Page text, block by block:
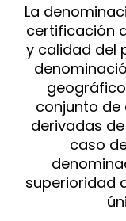
La
certificación
y calidad del
conjunto
derivadas
caso
superioridad